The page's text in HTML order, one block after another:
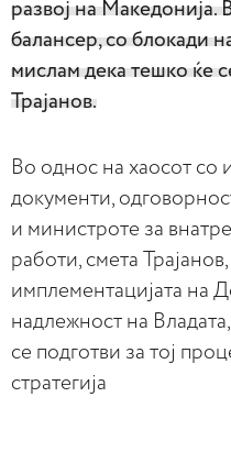
развој на Македонија.
балансер, со блокади
мислам дека тешко ќе
Трајанов.
Во однос на хаосот со
документи,
и министроте за
работи, смета
имплементацијата на
надлежност на
се подготви за тој
стратегија